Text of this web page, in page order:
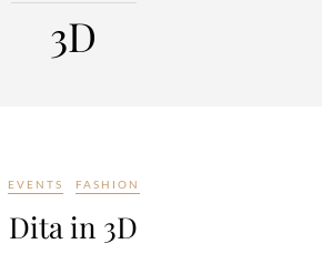
3D
EVENTS FASHION
Dita in 3D